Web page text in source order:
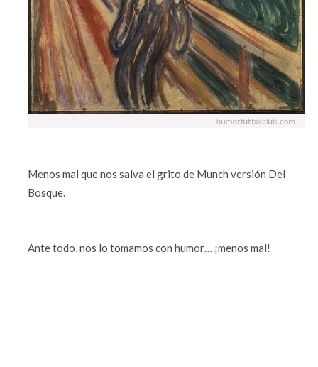
Menos mal que nos salva el grito de Munch versión Del
Bosque.
Ante todo, nos lo tomamos con humor… ¡menos mal!